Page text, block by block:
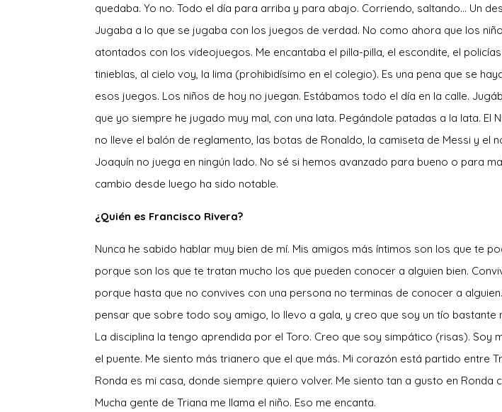
quedaba. Yo no. Todo el día para arriba y para abajo. Corriendo, saltando… Un
Jugaba a lo que se jugaba con los juegos de verdad. No como ahora que los
atontados con los videojuegos. Me encantaba el pilla-pilla, el escondite, el
tinieblas, al cielo voy, la lima (prohibidísimo en el colegio). Es una pena que se
esos juegos. Los niños de hoy no juegan. Estábamos todo el día en la calle.
que yo siempre he jugado muy mal, con una lata. Pegándole patadas a la lata. El
no lleve el balón de reglamento, las botas de Ronaldo, la camiseta de Messi y el
Joaquín no juega en ningún lado. No sé si hemos avanzado para bueno o para
cambio desde luego ha sido notable.
¿Quién es Francisco Rivera?
Nunca he sabido hablar muy bien de mí. Mis amigos más íntimos son los que te
porque son los que te tratan mucho los que pueden conocer a alguien bien.
porque hasta que no convives con una persona no terminas de conocer a
pensar que sobre todo soy amigo, lo llevo a gala, y creo que soy un tío bastante
La disciplina la tengo aprendida por el Toro. Creo que soy simpático (risas). Soy
el puente. Me siento más trianero que el que más. Mi corazón está partido entre
Ronda es mi casa, donde siempre quiero volver. Me siento tan a gusto en Ronda
Mucha gente de Triana me llama el niño. Eso me encanta.